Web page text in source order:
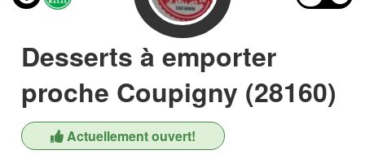
Desserts à emporter
proche Coupigny (28160)
Actuellement ouvert!